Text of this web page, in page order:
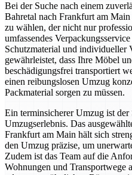
Bei der Suche nach einem
Bahretal nach Frankfurt am
zu wählen, der nicht nur
umfassendes
Schutzmaterial und individueller
gewährleistet, dass Ihre Möbel
beschädigungsfrei transportiert
einen reibungslosen Umzug
Packmaterial sorgen zu müssen.
Ein terminsicherer Umzug ist der
Umzugserlebnis. Das
Frankfurt am Main hält sich
den Umzug präzise, um
Zudem ist das Team auf die
Wohnungen und Transportwege